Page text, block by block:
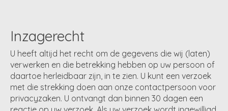
Inzagerecht
U heeft altijd het recht om de gegevens die wij (laten)
verwerken en die betrekking hebben op uw persoon of
daartoe herleidbaar zijn, in te zien. U kunt een verzoek
met die strekking doen aan onze contactpersoon voor
privacyzaken. U ontvangt dan binnen 30 dagen een